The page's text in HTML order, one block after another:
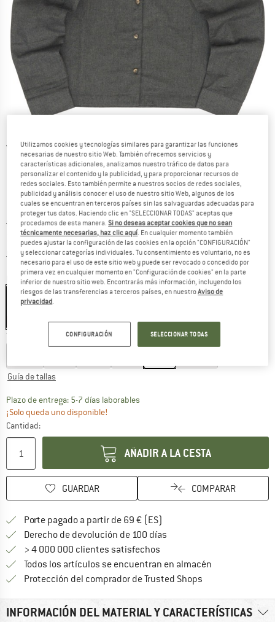
Vistas detalladas
Precio original :
89,95€
Precio:
35,98€ incl. IVA
más Gastos de envíoInformación sobre los gastos de envío. Se abre en
Color:Anthracite Melange
Talla:
Guía de tallas
Plazo de entrega: 5-7 días laborablesEl enlace se abre en una ventana
¡Solo queda uno disponible!
Cantidad:
AÑADIR A LA CESTA
GUARDAR COMPARAR
Porte pagado a partir de 69 € (ES)
Derecho de devolución de 100 días
> 4 000 000 clientes satisfechos
Todos los artículos se encuentran en almacén
Protección del comprador de Trusted Shops
INFORMACIÓN DEL MATERIAL Y CARACTERÍSTICAS
Utilizamos cookies y tecnologías similares para garantizar las funciones
necesarias de nuestro sitio Web. También ofrecemos servicios y
características adicionales, analizamos nuestro tráfico de datos para
personalizar el contenido y la publicidad, y para proporcionar recursos de
redes sociales. Esto también permite a nuestros socios de redes sociales,
publicidad y análisis conocer el uso de nuestro sitio Web, algunos de los
cuales se encuentran en terceros países sin las salvaguardas adecuadas para
proteger tus datos. Haciendo clic en "SELECCIONAR TODAS" aceptas que
procedamos de esta manera.Si no deseas aceptar cookies que no sean
técnicamente necesarias, haz clic aquí. En cualquier momento también
puedes ajustar la configuración de las cookies en la opción "CONFIGURACIÓN"
y seleccionar categorías individuales. Tu consentimiento es voluntario, no es
necesario para el uso de este sitio web y puede ser revocado o concedido por
primera vez en cualquier momento en "Configuración de cookies" en la parte
inferior de nuestro sitio web. Encontrarás más información, incluyendo los
riesgos de las transferencias a terceros países, en nuestroAviso de
privacidad
CONFIGURACIÓN SELECCIONAR TODAS